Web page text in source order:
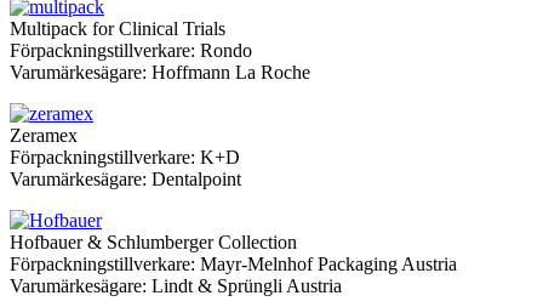
Multipack for Clinical Trials
Förpackningstillverkare: Rondo
Varumärkesägare: Hoffmann La Roche
Zeramex
Förpackningstillverkare: K+D
Varumärkesägare: Dentalpoint
Hofbauer & Schlumberger Collection
Förpackningstillverkare: Mayr-Melnhof Packaging Austria
Varumärkesägare: Lindt & Sprüngli Austria